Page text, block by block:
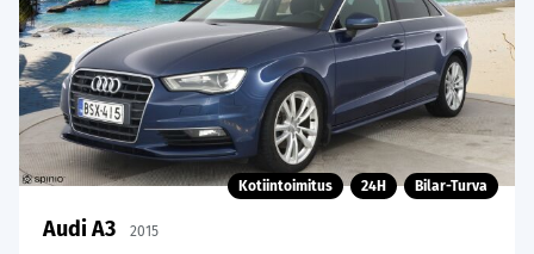
Kotiintoimitus 24H Bilar-Turva
Audi A3 2015